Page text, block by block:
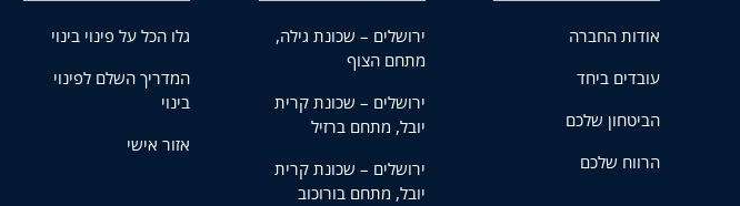
אודות החברה
עובדים ביחד
הביטחון שלכם
הרווח שלכם
ירושלים – שכונת גילה,
מתחם הצוף
ירושלים – שכונת קרית
יובל, מתחם ברזיל
ירושלים – שכונת קרית
יובל, מתחם בורוכוב
גלו הכל על פינוי בינוי
המדריך השלם לפינוי
בינוי
אזור אישי